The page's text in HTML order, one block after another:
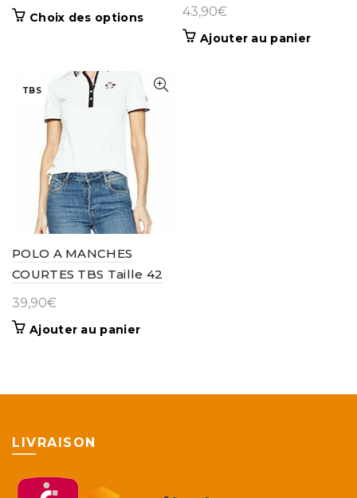
Choix des optionsCe
produit
variations.
Les
peuvent
être
choisies
sur
la
page
43,90€
Ajouter au panier
TBS
POLO A MANCHES
COURTES TBS Taille 42
39,90€
Ajouter au panier
LIVRAISON